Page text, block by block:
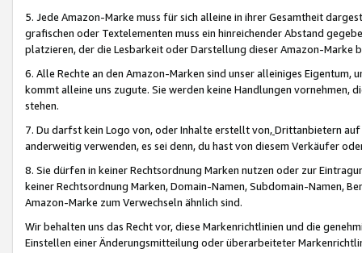
5. Jede Amazon-Marke muss für sich alleine in ihrer Gesamtheit
grafischen oder Textelementen muss ein hinreichender Abstand
platzieren, der die Lesbarkeit oder Darstellung dieser Amazon-Marke
6. Alle Rechte an den Amazon-Marken sind unser alleiniges
kommt alleine uns zugute. Sie werden keine Handlungen vornehmen,
stehen.
7. Du darfst kein Logo von, oder Inhalte erstellt von,Drittanbietern auf
anderweitig verwenden, es sei denn, du hast von diesem Verkäufer
8. Sie dürfen in keiner Rechtsordnung Marken nutzen oder zur
keiner Rechtsordnung Marken, Domain-Namen, Subdomain-Namen,
Amazon-Marke zum Verwechseln ähnlich sind.
Wir behalten uns das Recht vor, diese Markenrichtlinien und die
Einstellen einer Änderungsmitteilung oder überarbeiteter